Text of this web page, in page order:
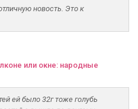
новость. Это к
или окне: народные
ей было 32г тоже голубь